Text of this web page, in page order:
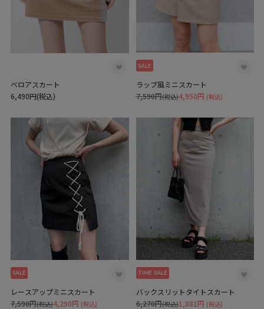
ベロアスカート
6,490円(税込)
SALE
ラップ風ミニスカート
4,950円 (税込)
7,590円(税込)
SALE
レースアップミニスカート
4,290円 (税込)
7,590円(税込)
TIME SALE
バックスリットタイトスカート
1,881円 (税込)
6,270円(税込)